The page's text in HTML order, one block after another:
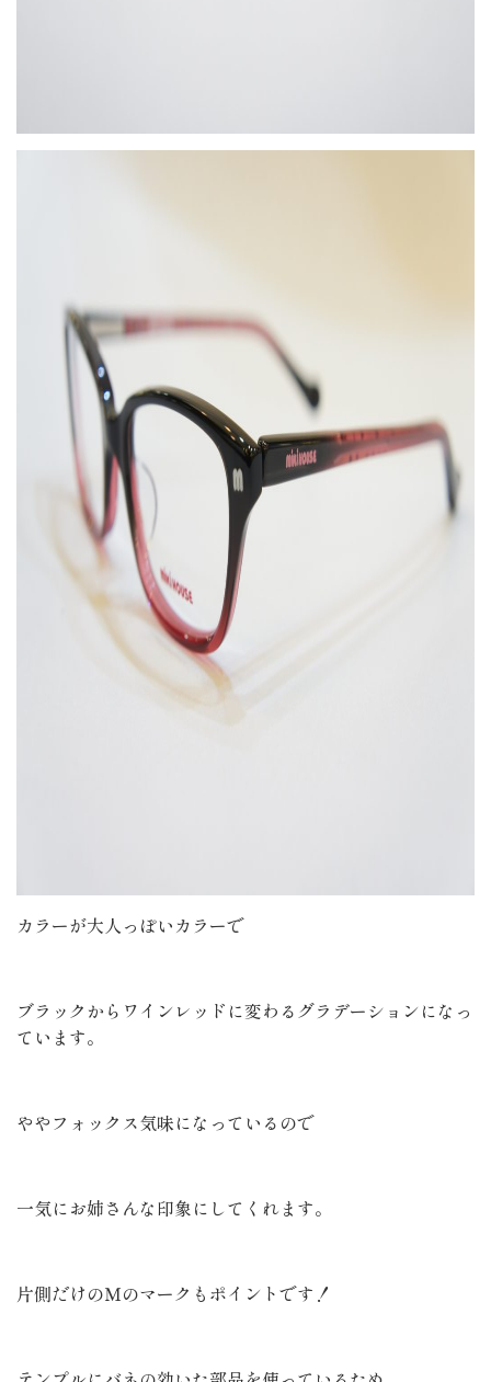
カラーが大人っぽいカラーで
ブラックからワインレッドに変わるグラデーションになっ
ています。
ややフォックス気味になっているので
一気にお姉さんな印象にしてくれます。
片側だけのＭのマークもポイントです！